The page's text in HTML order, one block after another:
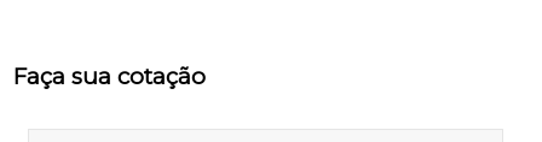
Faça sua cotação